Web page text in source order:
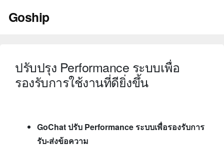
Goship
ปรับปรุง Performance ระบบเพื่อ
รองรับการใช้งานที่ดียิ่งขึ้น
GoChat ปรับ Performance ระบบเพื่อรองรับการ
รับ-ส่งข้อความ